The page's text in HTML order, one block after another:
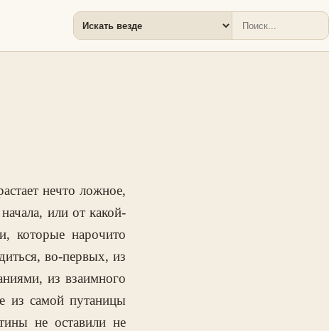
нечто ложное,
или от какой-
которые нарочито
во-первых, из
из взаимного
из самой путаницы
не оставили не